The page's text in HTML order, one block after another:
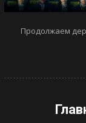
Продолжаем